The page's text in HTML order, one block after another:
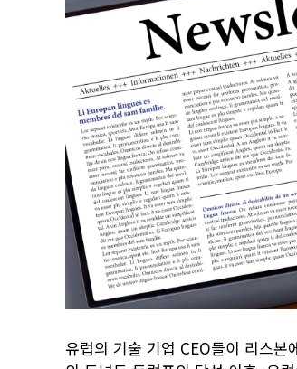
유럽의 기술 기업 CEO들이 리스